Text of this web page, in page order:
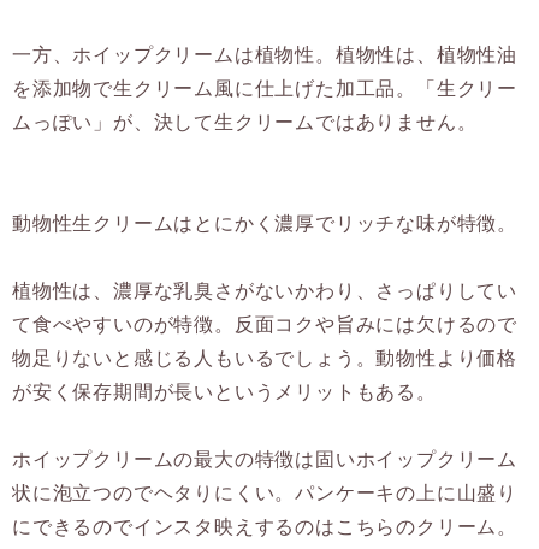
一方、ホイップクリームは植物性。植物性は、植物性油
を添加物で生クリーム風に仕上げた加工品。「生クリー
ムっぽい」が、決して生クリームではありません。
動物性生クリームはとにかく濃厚でリッチな味が特徴。
植物性は、濃厚な乳臭さがないかわり、さっぱりしてい
て食べやすいのが特徴。反面コクや旨みには欠けるので
物足りないと感じる人もいるでしょう。動物性より価格
が安く保存期間が長いというメリットもある。
ホイップクリームの最大の特徴は固いホイップクリーム
状に泡立つのでヘタりにくい。パンケーキの上に山盛り
にできるのでインスタ映えするのはこちらのクリーム。